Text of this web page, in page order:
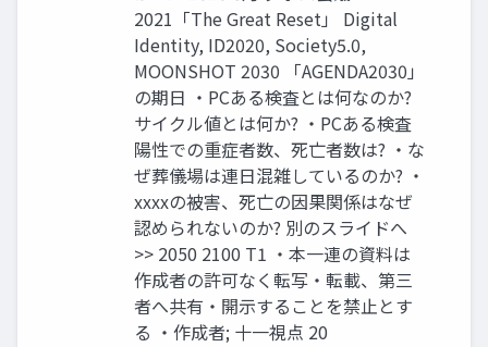
2021「The Great Reset」 Digital
Identity, ID2020, Society5.0,
MOONSHOT 2030 「AGENDA2030」
の期日 ・PCある検査とは何なのか?
サイクル値とは何か? ・PCある検査
陽性での重症者数、死亡者数は? ・な
ぜ葬儀場は連日混雑しているのか? ・
xxxxの被害、死亡の因果関係はなぜ
認められないのか? 別のスライドへ
>> 2050 2100 T1 ・本一連の資料は
作成者の許可なく転写・転載、第三
者へ共有・開示することを禁止とす
る ・作成者; 十一視点 20